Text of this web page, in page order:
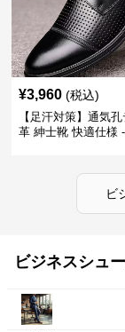
¥3,960 (税込)
【足汗対策】通気
革 紳士靴 快適仕様
ビ
ビジネスシュ